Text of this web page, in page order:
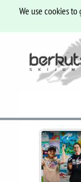
We use cookies